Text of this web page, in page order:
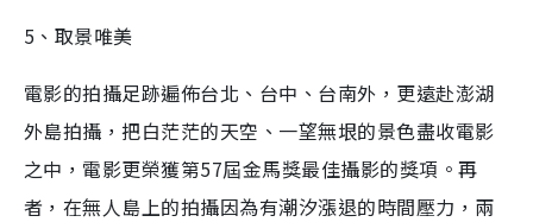
5、取景唯美
電影的拍攝足跡遍佈台北、台中、台南外，更遠赴澎湖
外島拍攝，把白茫茫的天空、一望無垠的景色盡收電影
之中，電影更榮獲第57屆金馬獎最佳攝影的獎項。再
者，在無人島上的拍攝因為有潮汐漲退的時間壓力，兩